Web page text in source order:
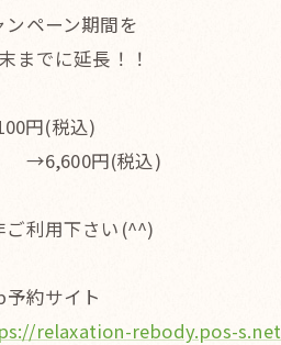
ンペーン期間を
までに延長！！
円(税込)
円(税込)
ご利用下さい(^^)
予約サイト
relaxation-rebody.pos-